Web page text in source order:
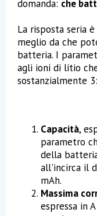
domanda: che
La risposta seria
meglio da che
batteria. I
agli ioni di litio
sostanzialmente 3:
Capacità,
parametro
della
all'incirca il
mAh.
Massima
espressa in